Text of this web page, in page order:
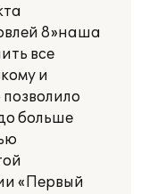
8»наша
все
и
позволило
больше
«Первый